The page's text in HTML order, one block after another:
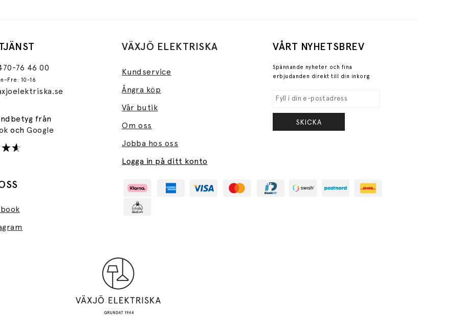
76 46 00
10-16
från
ochGoogle
VÄXJÖ ELEKTRISKA
Kundservice
Ångra köp
Vår butik
Om oss
Jobba hos oss
Logga in på ditt konto
VÅRT NYHETSBREV
Spännande nyheter och fina
erbjudanden direkt till din inkorg
SKICKA